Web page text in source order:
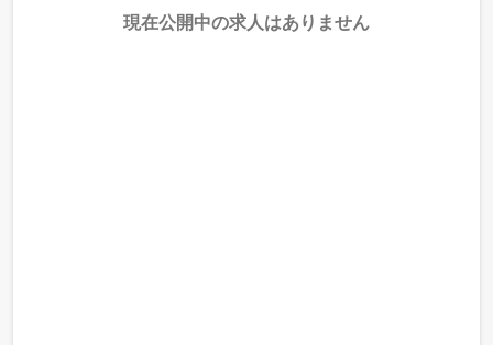
現在公開中の求人はありません